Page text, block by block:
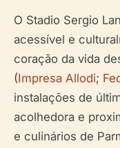
O Stadio Sergio
acessível e
coração da vida
(Impresa Allodi;
instalações de
acolhedora e
e culinários de